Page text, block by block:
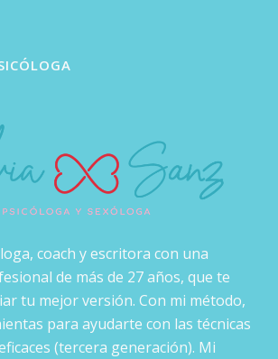
coach y escritora con una
de más de 27 años, que te
tu mejor versión. Con mi método,
para ayudarte con las técnicas
(tercera generación). Mi